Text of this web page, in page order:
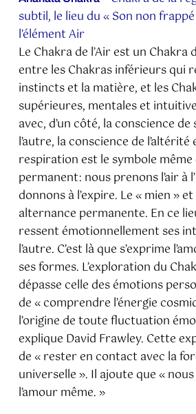
subtil, le lieu du « Son non
l’élément Air
Le Chakra de l’Air est un
entre les Chakras inférieurs qui
instincts et la matière, et les
supérieures, mentales et
avec, d’un côté, la conscience de
l’autre, la conscience de
respiration est le symbole même
permanent: nous prenons l’air à
donnons à l’expire. Le « mien »
alternance permanente. En ce
ressent émotionnellement ses
l’autre. C’est là que s’exprime
ses formes. L’exploration du
dépasse celle des émotions
de « comprendre l’énergie
l’origine de toute fluctuation
explique David Frawley. Cette
de « rester en contact avec la
universelle ». Il ajoute que «
l’amour même. »